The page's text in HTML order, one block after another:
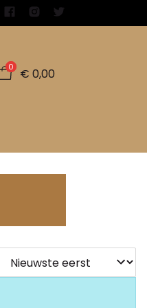
0 € 0,00